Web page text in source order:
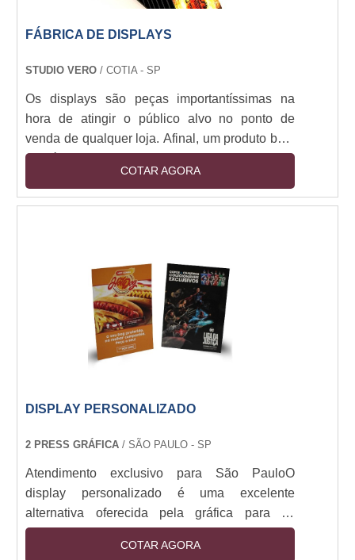
FÁBRICA DE DISPLAYS
STUDIO VERO / COTIA - SP
Os displays são peças importantíssimas na
hora de atingir o público alvo no ponto de
venda de qualquer loja. Afinal, um produto bom
que é mal exposto pode perder completamente
seu reconhecimento por não chamar a atenção
do público consumidor. Uma fábrica de displays
COTAR AGORA
DISPLAY PERSONALIZADO
2 PRESS GRÁFICA / SÃO PAULO - SP
Atendimento exclusivo para São PauloO
display personalizado é uma excelente
alternativa oferecida pela gráfica para os
clientes que desejam promover, divulgar
produtos e lançar novas tendências de suas
COTAR AGORA